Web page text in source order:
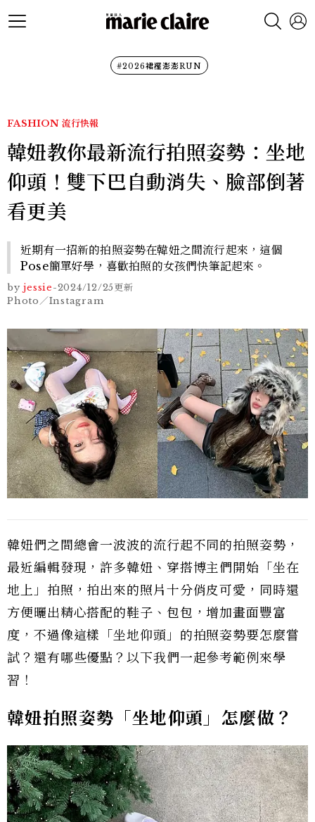
#2026裙襬澎澎RUN
FASHION 流行快報
韓妞教你最新流行拍照姿勢：坐地
仰頭！雙下巴自動消失、臉部倒著
看更美
近期有一招新的拍照姿勢在韓妞之間流行起來，這個
Pose簡單好學，喜歡拍照的女孩們快筆記起來。
by jessie-2024/12/25更新
Photo／Instagram
韓妞們之間總會一波波的流行起不同的拍照姿勢，
最近編輯發現，許多韓妞、穿搭博主們開始「坐在
地上」拍照，拍出來的照片十分俏皮可愛，同時還
方便曬出精心搭配的鞋子、包包，增加畫面豐富
度，不過像這樣「坐地仰頭」的拍照姿勢要怎麼嘗
試？還有哪些優點？以下我們一起參考範例來學
習！
韓妞拍照姿勢「坐地仰頭」怎麼做？